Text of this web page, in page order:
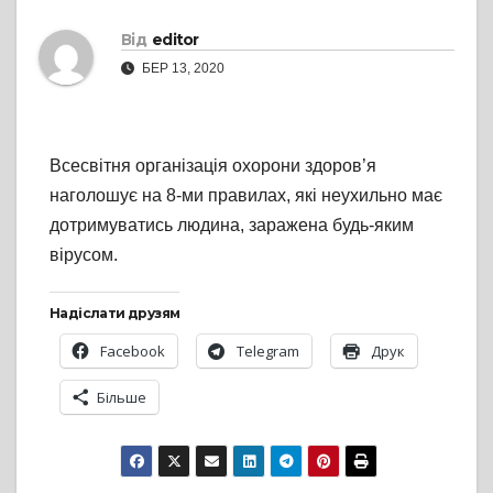
Від editor
БЕР 13, 2020
Всесвітня організація охорони здоров’я
наголошує на 8-ми правилах, які неухильно має
дотримуватись людина, заражена будь-яким
вірусом.
Надіслати друзям
Facebook Telegram Друк
Більше